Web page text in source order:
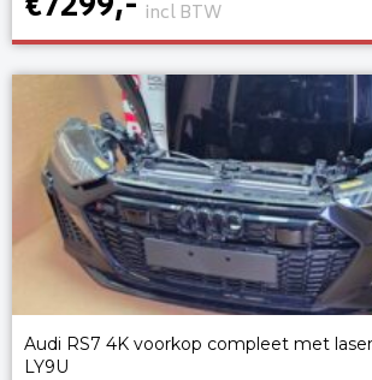
incl BTW
Audi RS7 4K voorkop compleet met
LY9U